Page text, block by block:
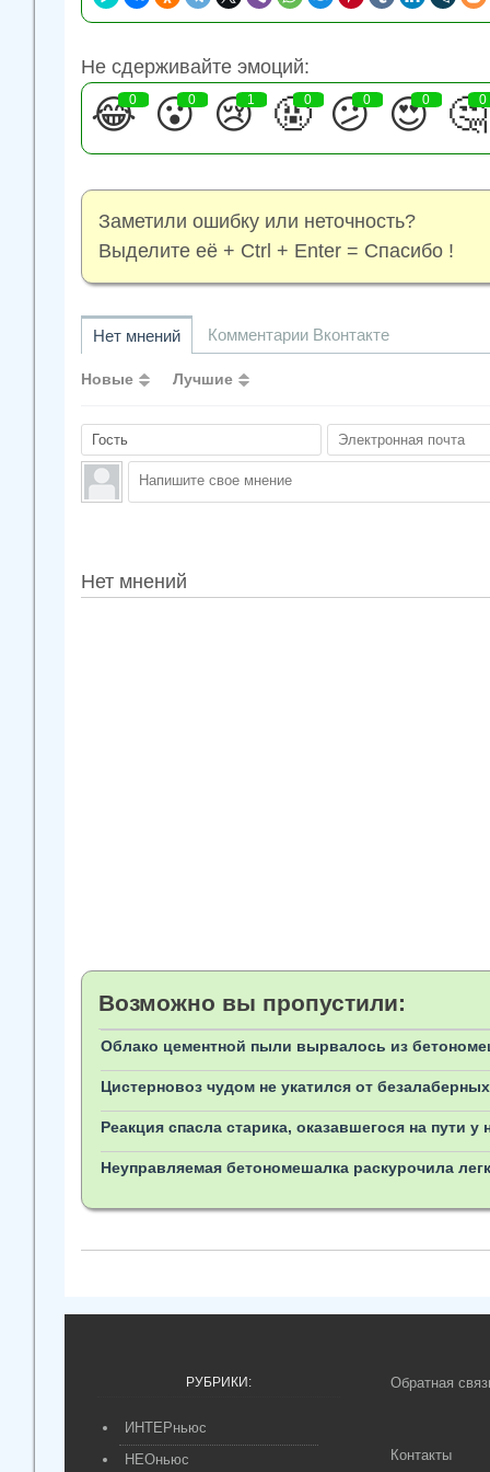
Не сдерживайте эмоций:
😂
0 😮
0 😢
1 🤬
0 😕
0 😍
0 🤔
0
Заметили ошибку или неточность?
Выделите её + Ctrl + Enter = Спасибо !
Нет мнений Комментарии Вконтакте
Новые Лучшие
Нет мнений
Возможно вы пропустили:
Облако цементной пыли вырвалось из
Цистерновоз чудом не укатился от
Реакция спасла старика, оказавшегося на пути
Неуправляемая бетономешалка раскурочила
РУБРИКИ:
ИНТЕРньюс
НЕОньюс
Обратная
Контакты